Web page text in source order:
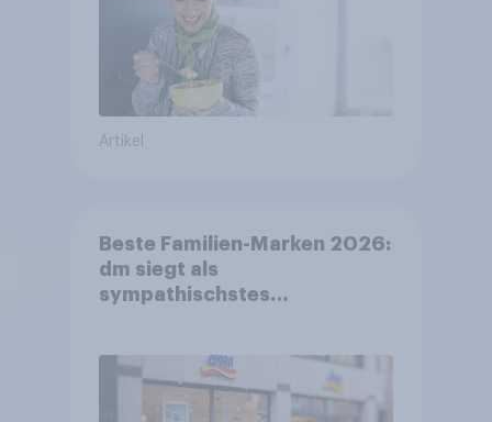
Artikel
Beste Familien-Marken 2026:
dm siegt als
sympathischstes